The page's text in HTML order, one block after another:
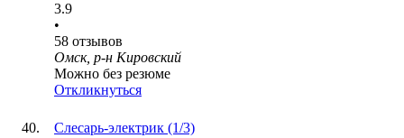
3.9
•
58 отзывов
Омск, р-н Кировский
Можно без резюме
Откликнуться
Слесарь-электрик (1/3)